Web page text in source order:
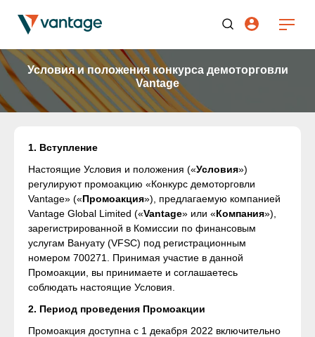
Условия и положения конкурса демоторговли
Vantage
1. Вступление
Настоящие Условия и положения («Условия»)
регулируют промоакцию «Конкурс демоторговли
Vantage» («Промоакция»), предлагаемую компанией
Vantage Global Limited («Vantage» или «Компания»),
зарегистрированной в Комиссии по финансовым
услугам Вануату (VFSC) под регистрационным
номером 700271. Принимая участие в данной
Промоакции, вы принимаете и соглашаетесь
соблюдать настоящие Условия.
2. Период проведения Промоакции
Промоакция доступна с 1 декабря 2022 включительно